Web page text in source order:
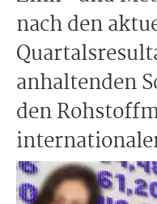
nach den
anhaltenden
den